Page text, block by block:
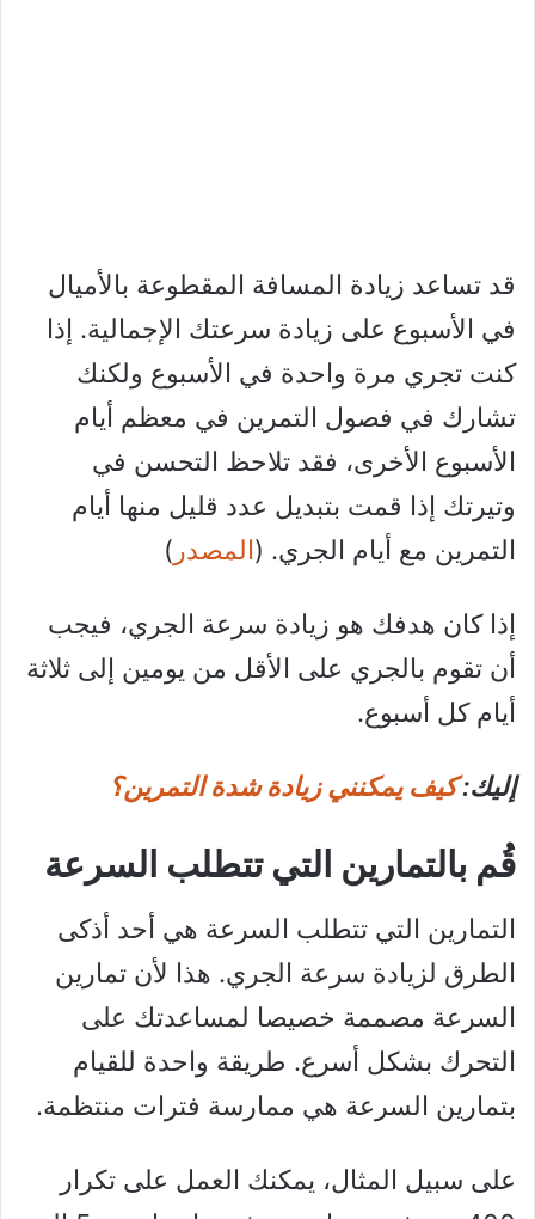
قد تساعد زيادة المسافة المقطوعة بالأميال
في الأسبوع على زيادة سرعتك الإجمالية. إذا
كنت تجري مرة واحدة في الأسبوع ولكنك
تشارك في فصول التمرين في معظم أيام
الأسبوع الأخرى، فقد تلاحظ التحسن في
وتيرتك إذا قمت بتبديل عدد قليل منها أيام
التمرين مع أيام الجري. (المصدر )
إذا كان هدفك هو زيادة سرعة الجري، فيجب
أن تقوم بالجري على الأقل من يومين إلى ثلاثة
أيام كل أسبوع.
إليك:كيف يمكنني زيادة شدة التمرين؟
قُم بالتمارين التي تتطلب السرعة
التمارين التي تتطلب السرعة هي أحد أذكى
الطرق لزيادة سرعة الجري. هذا لأن تمارين
السرعة مصممة خصيصا لمساعدتك على
التحرك بشكل أسرع. طريقة واحدة للقيام
بتمارين السرعة هي ممارسة فترات منتظمة.
على سبيل المثال، يمكنك العمل على تكرار